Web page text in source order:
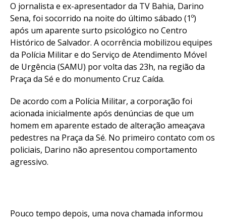
O jornalista e ex-apresentador da TV Bahia, Darino
Sena, foi socorrido na noite do último sábado (1º)
após um aparente surto psicológico no Centro
Histórico de Salvador. A ocorrência mobilizou equipes
da Polícia Militar e do Serviço de Atendimento Móvel
de Urgência (SAMU) por volta das 23h, na região da
Praça da Sé e do monumento Cruz Caída.
De acordo com a Polícia Militar, a corporação foi
acionada inicialmente após denúncias de que um
homem em aparente estado de alteração ameaçava
pedestres na Praça da Sé. No primeiro contato com os
policiais, Darino não apresentou comportamento
agressivo.
Pouco tempo depois, uma nova chamada informou